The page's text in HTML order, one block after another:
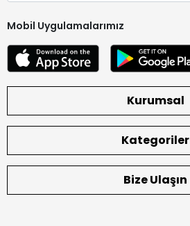
Mobil Uygulamalarımız
Kurumsal
Kategoriler
Bize Ulaşın